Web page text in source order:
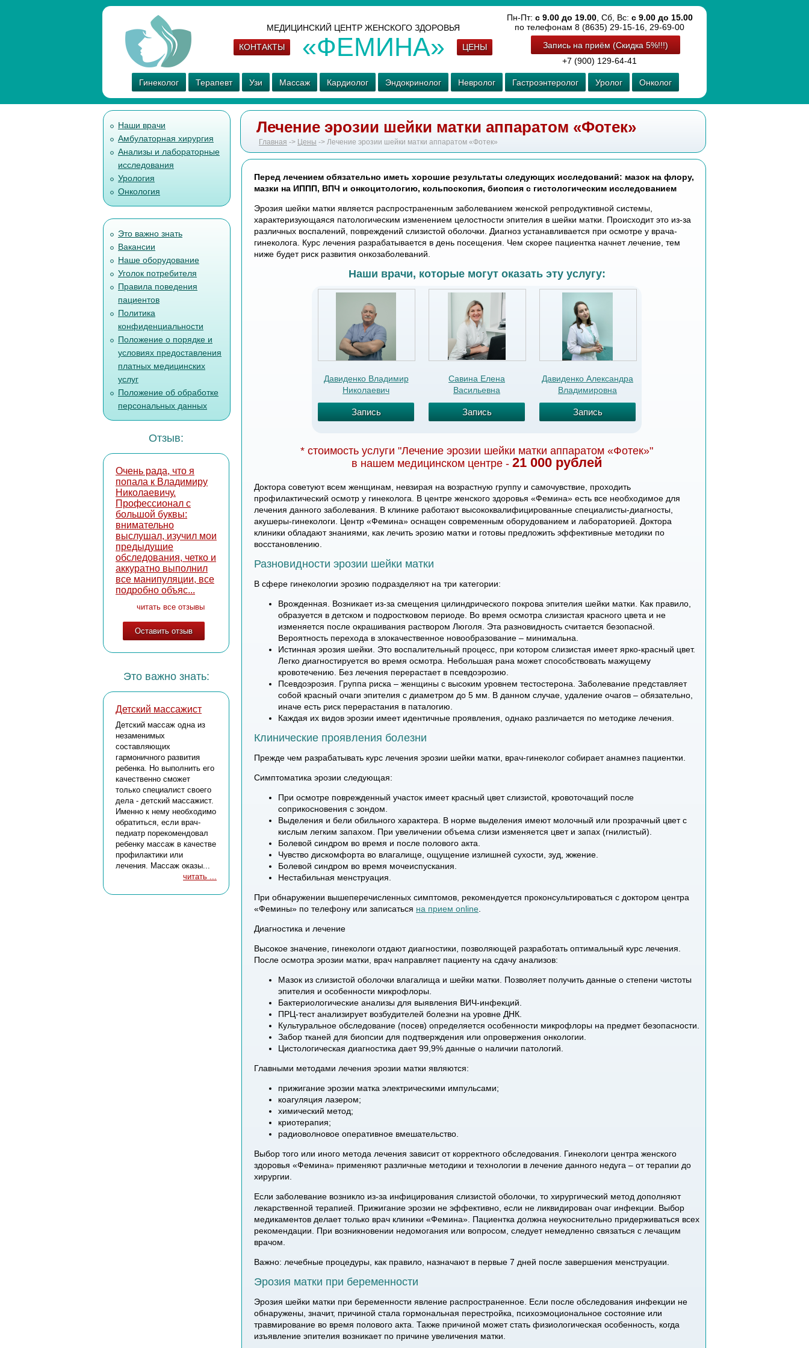
МЕДИЦИНСКИЙ ЦЕНТР ЖЕНСКОГО ЗДОРОВЬЯ
КОНТАКТЫ
«ФЕМИНА» ЦЕНЫ
Пн-Пт: с 9.00 до 19.00, Сб, Вс: с 9.00 до 15.00
по телефонам 8 (8635) 29-15-16, 29-69-00
Запись на приём (Скидка 5%!!!)
+7 (900) 129-64-41
Гинеколог Терапевт Узи Массаж Кардиолог Эндокринолог Невролог Гастроэнтеролог Уролог Онколог
Наши врачи
Амбулаторная хирургия
Анализы и лабораторные
исследования
Урология
Онкология
Это важно знать
Вакансии
Наше оборудование
Уголок потребителя
Правила поведения
пациентов
Политика
конфиденциальности
Положение о порядке и
условиях предоставления
платных медицинских
услуг
Положение об обработке
персональных данных
Отзыв:
Очень рада, что я
попала к Владимиру
Николаевичу.
Профессионал с
большой буквы:
внимательно
выслушал, изучил мои
предыдущие
обследования, четко и
аккуратно выполнил
все манипуляции, все
подробно объяс...
читать все отзывы
Оставить отзыв
Это важно знать:
Детский массажист
Детский массаж одна из
незаменимых
составляющих
гармоничного развития
ребенка. Но выполнить его
качественно сможет
только специалист своего
дела - детский массажист.
Именно к нему необходимо
обратиться, если врач-
педиатр порекомендовал
ребенку массаж в качестве
профилактики или
лечения. Массаж оказы...
читать ...
Лечение эрозии шейки матки аппаратом «Фотек»
Главная -> Цены -> Лечение эрозии шейки матки аппаратом «Фотек»
Перед лечением обязательно иметь хорошие результаты следующих исследований: мазок на флору,
мазки на ИППП, ВПЧ и онкоцитологию, кольпоскопия, биопсия с гистологическим исследованием
Эрозия шейки матки является распространенным заболеванием женской репродуктивной системы,
характеризующаяся патологическим изменением целостности эпителия в шейки матки. Происходит это из-за
различных воспалений, повреждений слизистой оболочки. Диагноз устанавливается при осмотре у врача-
гинеколога. Курс лечения разрабатывается в день посещения. Чем скорее пациентка начнет лечение, тем
ниже будет риск развития онкозаболеваний.
Наши врачи, которые могут оказать эту услугу:
Давиденко Владимир
Николаевич
Запись
Савина Елена
Васильевна
Запись
Давиденко Александра
Владимировна
Запись
* стоимость услуги "Лечение эрозии шейки матки аппаратом «Фотек»"
в нашем медицинском центре - 21 000 рублей
Доктора советуют всем женщинам, невзирая на возрастную группу и самочувствие, проходить
профилактический осмотр у гинеколога. В центре женского здоровья «Фемина» есть все необходимое для
лечения данного заболевания. В клинике работают высококвалифицированные специалисты-диагносты,
акушеры-гинекологи. Центр «Фемина» оснащен современным оборудованием и лабораторией. Доктора
клиники обладают знаниями, как лечить эрозию матки и готовы предложить эффективные методики по
восстановлению.
Разновидности эрозии шейки матки
В сфере гинекологии эрозию подразделяют на три категории:
Врожденная. Возникает из-за смещения цилиндрического покрова эпителия шейки матки. Как правило,
образуется в детском и подростковом периоде. Во время осмотра слизистая красного цвета и не
изменяется после окрашивания раствором Люголя. Эта разновидность считается безопасной.
Вероятность перехода в злокачественное новообразование – минимальна.
Истинная эрозия шейки. Это воспалительный процесс, при котором слизистая имеет ярко-красный цвет.
Легко диагностируется во время осмотра. Небольшая рана может способствовать мажущему
кровотечению. Без лечения перерастает в псевдоэрозию.
Псевдоэрозия. Группа риска – женщины с высоким уровнем тестостерона. Заболевание представляет
собой красный очаги эпителия с диаметром до 5 мм. В данном случае, удаление очагов – обязательно,
иначе есть риск перерастания в паталогию.
Каждая их видов эрозии имеет идентичные проявления, однако различается по методике лечения.
Клинические проявления болезни
Прежде чем разрабатывать курс лечения эрозии шейки матки, врач-гинеколог собирает анамнез пациентки.
Симптоматика эрозии следующая:
При осмотре поврежденный участок имеет красный цвет слизистой, кровоточащий после
соприкосновения с зондом.
Выделения и бели обильного характера. В норме выделения имеют молочный или прозрачный цвет с
кислым легким запахом. При увеличении объема слизи изменяется цвет и запах (гнилистый).
Болевой синдром во время и после полового акта.
Чувство дискомфорта во влагалище, ощущение излишней сухости, зуд, жжение.
Болевой синдром во время мочеиспускания.
Нестабильная менструация.
При обнаружении вышеперечисленных симптомов, рекомендуется проконсультироваться с доктором центра
«Фемины» по телефону или записаться на прием online
Диагностика и лечение
Высокое значение, гинекологи отдают диагностики, позволяющей разработать оптимальный курс лечения.
После осмотра эрозии матки, врач направляет пациенту на сдачу анализов:
Мазок из слизистой оболочки влагалища и шейки матки. Позволяет получить данные о степени чистоты
эпителия и особенности микрофлоры.
Бактериологические анализы для выявления ВИЧ-инфекций.
ПРЦ-тест анализирует возбудителей болезни на уровне ДНК.
Культуральное обследование (посев) определяется особенности микрофлоры на предмет безопасности.
Забор тканей для биопсии для подтверждения или опровержения онкологии.
Цистологическая диагностика дает 99,9% данные о наличии патологий.
Главными методами лечения эрозии матки являются:
прижигание эрозии матка электрическими импульсами;
коагуляция лазером;
химический метод;
криотерапия;
радиоволновое оперативное вмешательство.
Выбор того или иного метода лечения зависит от корректного обследования. Гинекологи центра женского
здоровья «Фемина» применяют различные методики и технологии в лечение данного недуга – от терапии до
хирургии.
Если заболевание возникло из-за инфицирования слизистой оболочки, то хирургический метод дополняют
лекарственной терапией. Прижигание эрозии не эффективно, если не ликвидирован очаг инфекции. Выбор
медикаментов делает только врач клиники «Фемина». Пациентка должна неукоснительно придерживаться всех
рекомендации. При возникновении недомогания или вопросом, следует немедленно связаться с лечащим
врачом.
Важно: лечебные процедуры, как правило, назначают в первые 7 дней после завершения менструации.
Эрозия матки при беременности
Эрозия шейки матки при беременности явление распространенное. Если после обследования инфекции не
обнаружены, значит, причиной стала гормональная перестройка, психоэмоциональное состояние или
травмирование во время полового акта. Также причиной может стать физиологическая особенность, когда
изъявление эпителия возникает по причине увеличения матки.